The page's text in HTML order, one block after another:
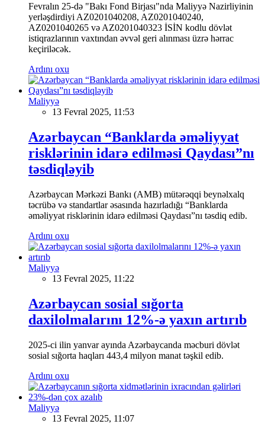
Fevralın 25-də "Bakı Fond Birjası"nda Maliyyə Nazirliyinin
yerləşdirdiyi AZ0201040208, AZ0201040240,
AZ0201040265 və AZ0201040323 İSİN kodlu dövlət
istiqrazlarının vaxtından əvvəl geri alınması üzrə hərrac
keçiriləcək.
Ardını oxu
Maliyyə
13 Fevral 2025, 11:53
Azərbaycan “Banklarda əməliyyat
risklərinin idarə edilməsi Qaydası”nı
təsdiqləyib
Azərbaycan Mərkəzi Bankı (AMB) mütərəqqi beynəlxalq
təcrübə və standartlar əsasında hazırladığı “Banklarda
əməliyyat risklərinin idarə edilməsi Qaydası”nı təsdiq edib.
Ardını oxu
Maliyyə
13 Fevral 2025, 11:22
Azərbaycan sosial sığorta
daxilolmalarını 12%-ə yaxın artırıb
2025-ci ilin yanvar ayında Azərbaycanda məcburi dövlət
sosial sığorta haqları 443,4 milyon manat təşkil edib.
Ardını oxu
Maliyyə
13 Fevral 2025, 11:07